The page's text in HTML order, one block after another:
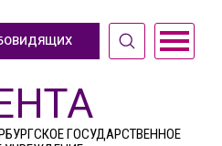
ГОСУДАРСТВЕННОЕ